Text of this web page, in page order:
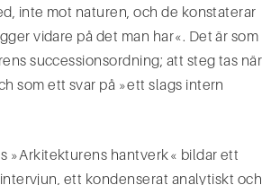
inte mot naturen, och de konstaterar
vidare på det man har«. Det är som
successionsordning; att steg tas när
som ett svar på »ett slags intern
»Arkitekturens hantverk« bildar ett
ett kondenserat analytiskt och